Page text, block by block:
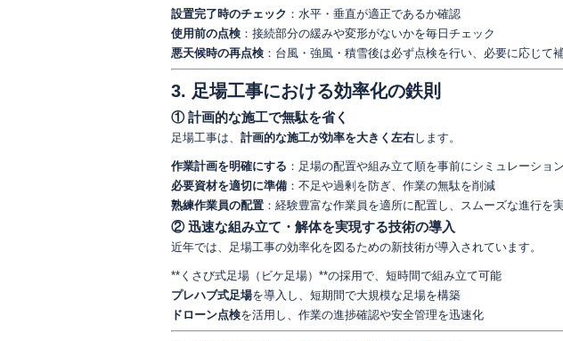
設置完了時のチェック ：水平・垂直が適正であるか確認
使用前の点検 ：接続部分の緩みや変形がないかを毎日チェック
悪天候時の再点検 ：台風・強風・積雪後は必ず点検を行い、必要に応じて
3. 足場工事における効率化の鉄則
① 計画的な施工で無駄を省く
足場工事は、 計画的な施工が効率を大きく左右します。
作業計画を明確にする ：足場の配置や組み立て順を事前にシミュレーション
必要資材を適切に準備 ：不足や過剰を防ぎ、作業の無駄を削減
熟練作業員の配置 ：経験豊富な作業員を適所に配置し、スムーズな進行を
② 迅速な組み立て・解体を実現する技術の導入
近年では、足場工事の効率化を図るための新技術が導入されています。
**くさび式足場（ビケ足場）**の採用で、短時間で組み立て可能
プレハブ式足場を導入し、短期間で大規模な足場を構築
ドローン点検を活用し、作業の進捗確認や安全管理を迅速化